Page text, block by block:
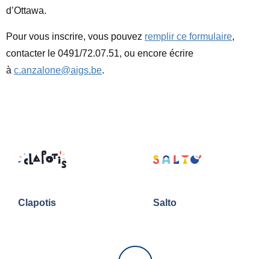
d’Ottawa.
Pour vous inscrire, vous pouvez remplir ce formulaire,
contacter le 0491/72.07.51, ou encore écrire
à c.anzalone@aigs.be.
Clapotis Salto